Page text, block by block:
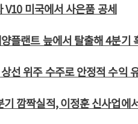
미국에서 사은품 공세
플랜트 늪에서 탈출해 4분기
선 위주 수주로 안정적 수익
깜짝실적, 이정훈 신사업에